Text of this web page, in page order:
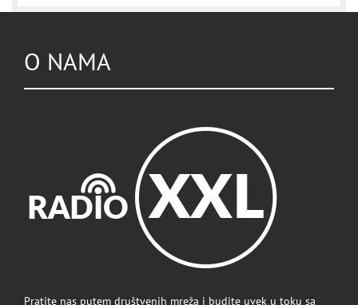
O NAMA
Pratite nas putem društvenih mreža i budite uvek u toku sa